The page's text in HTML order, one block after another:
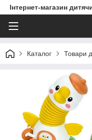
Інтернет-магазин
Каталог Товари